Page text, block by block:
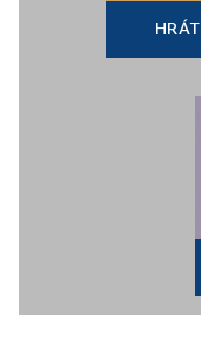
HRÁT